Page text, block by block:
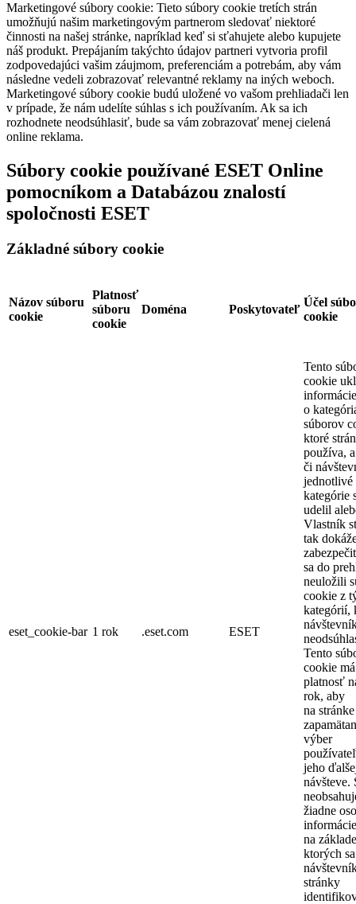
Marketingové súbory cookie: Tieto súbory cookie tretích strán
umožňujú našim marketingovým partnerom sledovať niektoré
činnosti na našej stránke, napríklad keď si sťahujete alebo kupujete
náš produkt. Prepájaním takýchto údajov partneri vytvoria profil
zodpovedajúci vašim záujmom, preferenciám a potrebám, aby vám
následne vedeli zobrazovať relevantné reklamy na iných weboch.
Marketingové súbory cookie budú uložené vo vašom prehliadači len
v prípade, že nám udelíte súhlas s ich používaním. Ak sa ich
rozhodnete neodsúhlasiť, bude sa vám zobrazovať menej cielená
online reklama.
Súbory cookie používané ESET Online
pomocníkom a Databázou znalostí
spoločnosti ESET
Základné súbory cookie
Názov súboru
cookie
Platnosť
súboru
cookie
Doména Poskytovateľ
Účel
cookie
eset_cookie-bar 1 rok .eset.com ESET
Tento
cookie
informácie
o
súborov
ktoré
používa,
či
jednotlivé
kategórie
udelil
Vlastník
tak
sa do
neuložili
cookie z
kategórií,
Tento
cookie
platnosť
rok, aby
na
výber
jeho
návšteve.
žiadne
na základe
ktorých
stránky